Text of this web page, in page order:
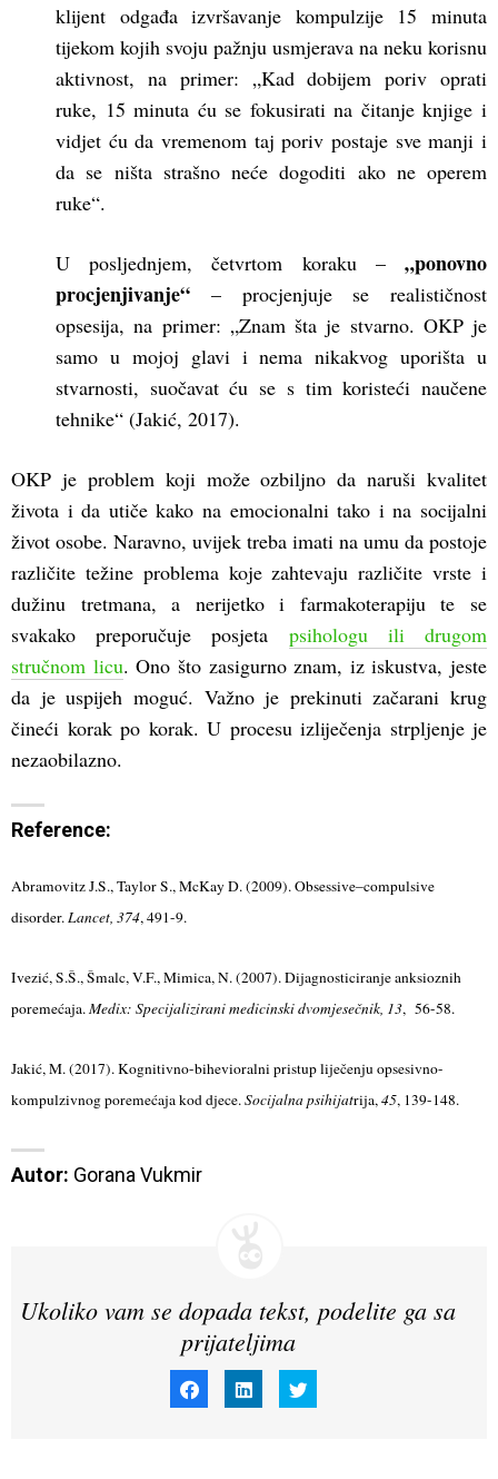
klijent odgađa izvršavanje kompulzije 15 minuta
tijekom kojih svoju pažnju usmjerava na neku korisnu
aktivnost, na primer: „Kad dobijem poriv oprati
ruke, 15 minuta ću se fokusirati na čitanje knjige i
vidjet ću da vremenom taj poriv postaje sve manji i
da se ništa strašno neće dogoditi ako ne operem
ruke“.
U posljednjem, četvrtom koraku – „ponovno
procjenjivanje“ – procjenjuje se realističnost
opsesija, na primer: „Znam šta je stvarno. OKP je
samo u mojoj glavi i nema nikakvog uporišta u
stvarnosti, suočavat ću se s tim koristeći naučene
tehnike“ (Jakić, 2017).
OKP je problem koji može ozbiljno da naruši kvalitet
života i da utiče kako na emocionalni tako i na socijalni
život osobe. Naravno, uvijek treba imati na umu da postoje
različite težine problema koje zahtevaju različite vrste i
dužinu tretmana, a nerijetko i farmakoterapiju te se
svakako preporučuje posjeta psihologu ili drugom
stručnom licu. Ono što zasigurno znam, iz iskustva, jeste
da je uspijeh moguć. Važno je prekinuti začarani krug
čineći korak po korak. U procesu izliječenja strpljenje je
nezaobilazno.
Reference:
Abramovitz J.S., Taylor S., McKay D. (2009). Obsessive–compulsive
disorder.Lancet, 374, 491-9.
Ivezić, S.Š., Šmalc, V.F., Mimica, N. (2007). Dijagnosticiranje anksioznih
poremećaja.Medix: Specijalizirani medicinski dvomjesečnik, 13, 56-58.
Jakić, M. (2017). Kognitivno-bihevioralni pristup liječenju opsesivno-
kompulzivnog poremećaja kod djece.Socijalna psihijatrija,45, 139-148.
Autor: Gorana Vukmir
Ukoliko vam se dopada tekst, podelite ga sa
prijateljima
share share share